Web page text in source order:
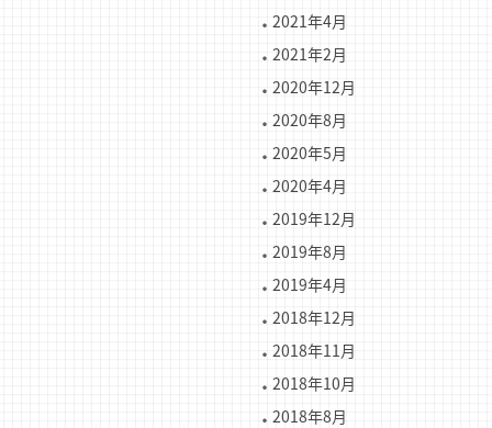
2021年4月
2021年2月
2020年12月
2020年8月
2020年5月
2020年4月
2019年12月
2019年8月
2019年4月
2018年12月
2018年11月
2018年10月
2018年8月